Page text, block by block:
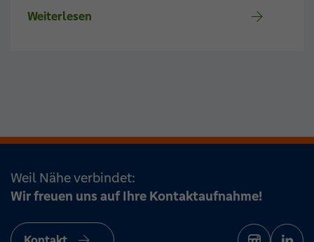
Weiterlesen
Weil Nähe verbindet:
Wir freuen uns auf Ihre Kontaktaufnahme!